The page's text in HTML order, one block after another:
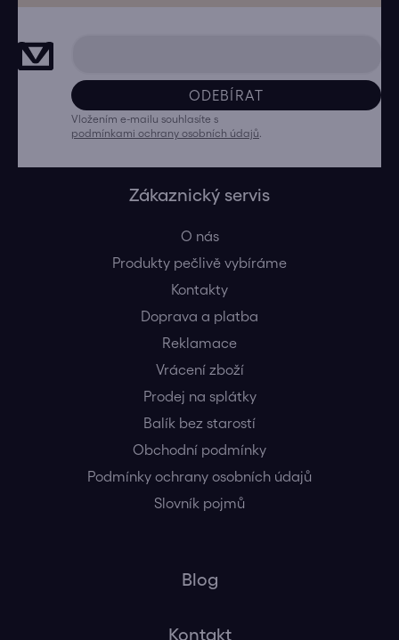
ODEBÍRAT
Vložením e-mailu souhlasíte s
podmínkami ochrany osobních údajů
Zákaznický servis
O nás
Produkty pečlivě vybíráme
Kontakty
Doprava a platba
Reklamace
Vrácení zboží
Prodej na splátky
Balík bez starostí
Obchodní podmínky
Podmínky ochrany osobních údajů
Slovník pojmů
Blog
Kontakt